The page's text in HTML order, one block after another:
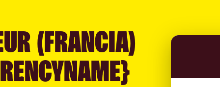
(FRANCIA)